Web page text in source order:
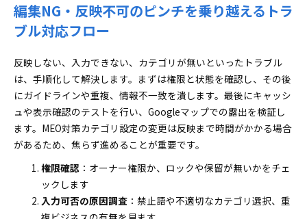
編集NG・反映不可のピンチを乗り越えるトラ
ブル対応フロー
反映しない、入力できない、カテゴリが無いといったトラブル
は、手順化して解決します。まずは権限と状態を確認し、その後
にガイドラインや重複、情報不一致を潰します。最後にキャッシ
ュや表示確認のテストを行い、Googleマップでの露出を検証し
ます。MEO対策カテゴリ設定の変更は反映まで時間がかかる場合
があるため、焦らず進めることが重要です。
権限確認 ：オーナー権限か、ロックや保留が無いかをチェ
ックします
入力可否の原因調査 ：禁止語や不適切なカテゴリ選択、重